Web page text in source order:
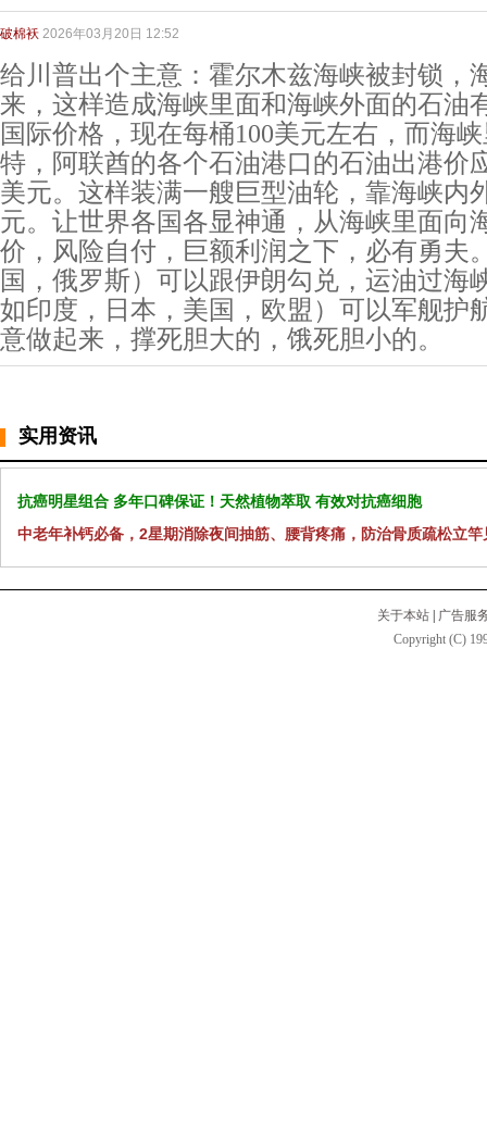
破棉袄 2026年03月20日 12:52
给川普出个主意：霍尔木兹海峡被封锁，
来，这样造成海峡里面和海峡外面的石油
国际价格，现在每桶100美元左右，而海
特，阿联酋的各个石油港口的石油出港价
美元。这样装满一艘巨型油轮，靠海峡内
元。让世界各国各显神通，从海峡里面向
价，风险自付，巨额利润之下，必有勇夫
国，俄罗斯）可以跟伊朗勾兑，运油过海
如印度，日本，美国，欧盟）可以军舰护
意做起来，撑死胆大的，饿死胆小的。
实用资讯
抗癌明星组合 多年口碑保证！天然植物萃取 有效对抗癌细胞
中老年补钙必备，2星期消除夜间抽筋、腰背疼痛，防治骨质疏松立竿
关于本站
广告服
Copyright (C)